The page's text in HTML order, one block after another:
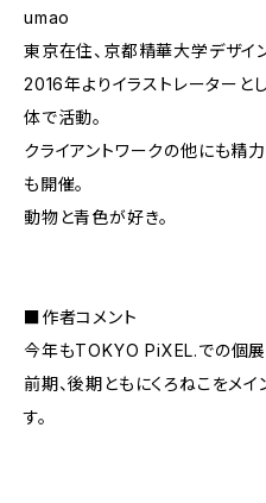
umao
東京在住、京都精華大学デザイ
2016年よりイラストレーターと
体で活動。
クライアントワークの他にも精
も開催。
動物と青色が好き。
■作者コメント
今年もTOKYO PiXEL.での個展
前期、後期ともにくろねこをメ
す。